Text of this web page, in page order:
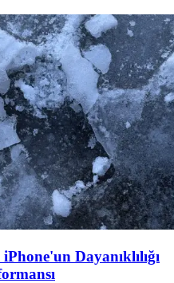
Dayanıklılığı